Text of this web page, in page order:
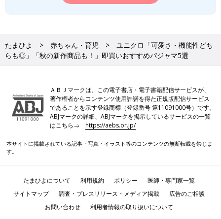
たまひよ 赤ちゃん・育児
ユニクロ「可愛さ・機能性どち
らも◎」「秋の新作商品も！」即買いおすすめパジャマ5選
ＡＢＪマークは、この電子書店・電子書籍配信サービスが、
著作権者からコンテンツ使用許諾を得た正規版配信サービス
であることを示す登録商標（登録番号 第11091000号）です。
ABJマークの詳細、ABJマークを掲示しているサービスの一覧
はこちら→https://aebs.or.jp/
本サイトに掲載されている記事・写真・イラスト等のコンテンツの無断転載を禁じま
す。
たまひよについて 利用規約 ポリシー
医師・専門家一覧
サイトマップ
調査・プレスリリース・メディア掲載
広告のご相談
お問い合わせ
利用者情報の取り扱いについて